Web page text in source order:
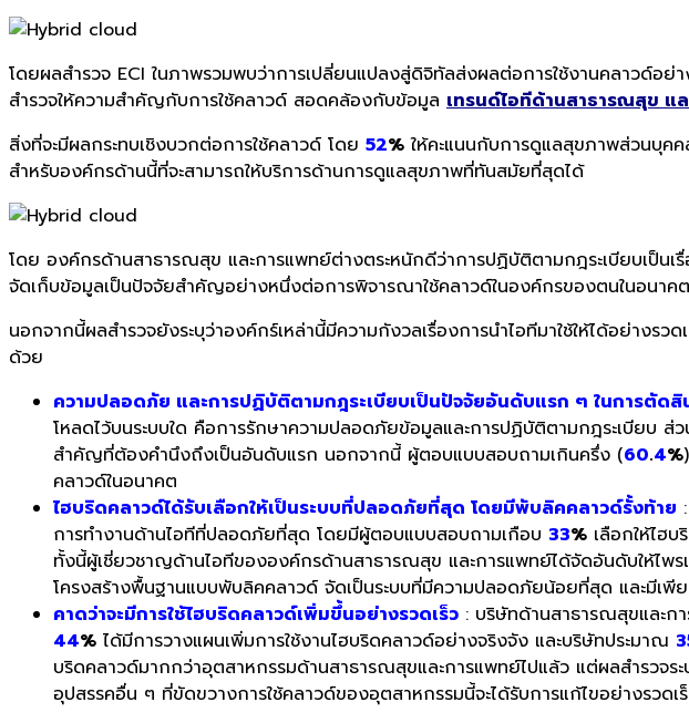
โดยผลสำรวจ ECI ในภาพรวมพบว่าการเปลี่ยนแปลงสู่ดิจิทัลส่งผลต่อการใช้งานคลาวด์
สำรวจให้ความสำคัญกับการใช้คลาวด์ สอดคล้องกับข้อมูล เทรนด์ไอทีด้านสาธารณสุข แ
สิ่งที่จะมีผลกระทบเชิงบวกต่อการใช้คลาวด์ โดย 52% ให้คะแนนกับการดูแลสุขภาพส่วนบุคค
สำหรับองค์กรด้านนี้ที่จะสามารถให้บริการด้านการดูแลสุขภาพที่ทันสมัยที่สุดได้
โดย องค์กรด้านสาธารณสุข และการแพทย์ต่างตระหนักดีว่าการปฏิบัติตามกฎระเบียบเป็น
จัดเก็บข้อมูลเป็นปัจจัยสำคัญอย่างหนึ่งต่อการพิจารณาใช้คลาวด์ในองค์กรของตนในอนาคต
นอกจากนี้ผลสำรวจยังระบุว่าองค์กร์เหล่านี้มีความกังวลเรื่องการนำไอทีมาใช้ให้ได้อย่างรวด
ด้วย
ความปลอดภัย และการปฏิบัติตามกฎระเบียบเป็นปัจจัยอันดับแรก ๆ ในการตัดสิ
โหลดไว้บนระบบใด คือการรักษาความปลอดภัยข้อมูลและการปฏิบัติตามกฎระเบียบ
สำคัญที่ต้องคำนึงถึงเป็นอันดับแรก นอกจากนี้ ผู้ตอบแบบสอบถามเกินครึ่ง (60.4%
คลาวด์ในอนาคต
ไฮบริดคลาวด์ได้รับเลือกให้เป็นระบบที่ปลอดภัยที่สุด โดยมีพับลิคคลาวด์รั้งท้าย
การทำงานด้านไอทีที่ปลอดภัยที่สุด โดยมีผู้ตอบแบบสอบถามเกือบ 33% เลือกให้ไฮ
ทั้งนี้ผู้เชี่ยวชาญด้านไอทีขององค์กรด้านสาธารณสุข และการแพทย์ได้จัดอันดับให้ไ
โครงสร้างพื้นฐานแบบพับลิคคลาวด์ จัดเป็นระบบที่มีความปลอดภัยน้อยที่สุด และมีเพี
คาดว่าจะมีการใช้ไฮบริดคลาวด์เพิ่มขึ้นอย่างรวดเร็ว : บริษัทด้านสาธารณสุขและก
44% ได้มีการวางแผนเพิ่มการใช้งานไฮบริดคลาวด์อย่างจริงจัง และบริษัทประมาณ
บริดคลาวด์มากกว่าอุตสาหกรรมด้านสาธารณสุขและการแพทย์ไปแล้ว แต่ผลสำรวจ
อุปสรรคอื่น ๆ ที่ขัดขวางการใช้คลาวด์ของอุตสาหกรรมนี้จะได้รับการแก้ไขอย่างรวดเ